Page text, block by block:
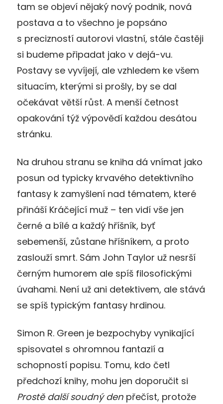
tam se objeví nějaký nový podnik, nová
postava a to všechno je popsáno
s precizností autorovi vlastní, stále častěji
si budeme připadat jako v dejá-vu.
Postavy se vyvíjejí, ale vzhledem ke všem
situacím, kterými si prošly, by se dal
očekávat větší růst. A menší četnost
opakování týž výpovědí každou desátou
stránku.
Na druhou stranu se kniha dá vnímat jako
posun od typicky krvavého detektivního
fantasy k zamyšlení nad tématem, které
přináší Kráčející muž – ten vidí vše jen
černé a bílé a každý hříšník, byť
sebemenší, zůstane hříšníkem, a proto
zaslouží smrt. Sám John Taylor už nesrší
černým humorem ale spíš filosofickými
úvahami. Není už ani detektivem, ale stává
se spíš typickým fantasy hrdinou.
Simon R. Green je bezpochyby vynikající
spisovatel s ohromnou fantazií a
schopností popisu. Tomu, kdo četl
předchozí knihy, mohu jen doporučit si
Prostě další soudný den přečíst, protože